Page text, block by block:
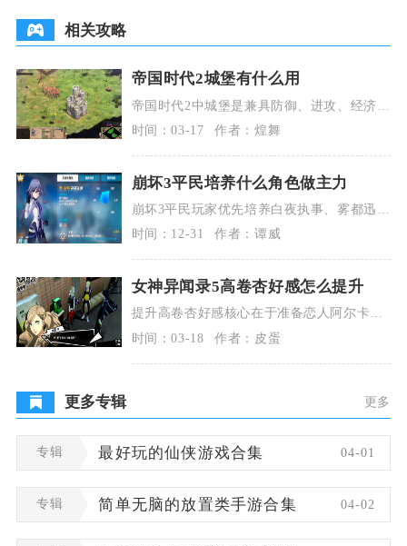
相关攻略
帝国时代2城堡有什么用
帝国时代2中城堡是兼具防御、进攻、经济保
护与特殊功能的核心建筑，是中后期战略的
支柱，能构建
时间：03-17 作者：煌舞
崩坏3平民培养什么角色做主力
崩坏3平民玩家优先培养白夜执事、雾都迅
羽、幻海梦蝶作为物理、元素、量子三大体
系的核心主力，
时间：12-31 作者：谭威
女神异闻录5高卷杏好感怎么提升
提升高卷杏好感核心在于准备恋人阿尔卡那
人格面具、选对对话选项、赠送专属礼物、
合理安排外出互
时间：03-18 作者：皮蛋
更多专辑 更多
专辑 最好玩的仙侠游戏合集 04-01
专辑 简单无脑的放置类手游合集 04-02